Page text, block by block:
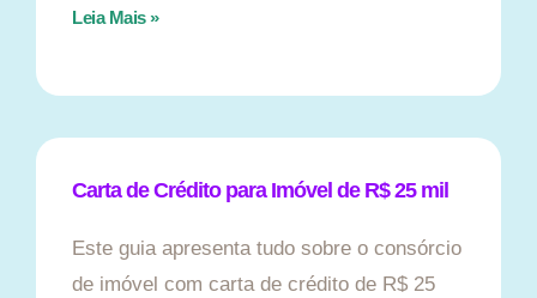
Leia Mais »
Carta de Crédito para Imóvel de R$ 25 mil
Este guia apresenta tudo sobre o consórcio
de imóvel com carta de crédito de R$ 25